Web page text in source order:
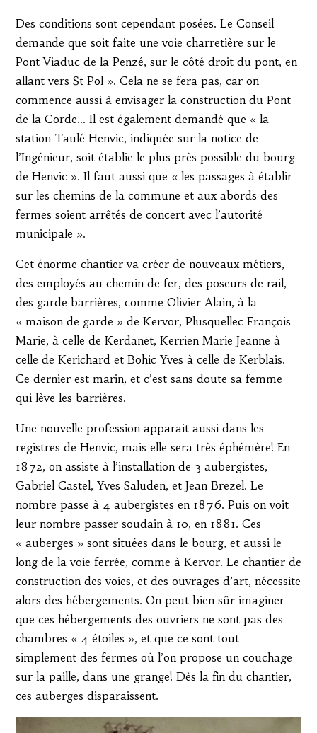
Des conditions sont cependant posées. Le Conseil
demande que soit faite une voie charretière sur le
Pont Viaduc de la Penzé, sur le côté droit du pont, en
allant vers St Pol ». Cela ne se fera pas, car on
commence aussi à envisager la construction du Pont
de la Corde… Il est également demandé que « la
station Taulé Henvic, indiquée sur la notice de
l’Ingénieur, soit établie le plus près possible du bourg
de Henvic ». Il faut aussi que « les passages à établir
sur les chemins de la commune et aux abords des
fermes soient arrêtés de concert avec l’autorité
municipale ».
Cet énorme chantier va créer de nouveaux métiers,
des employés au chemin de fer, des poseurs de rail,
des garde barrières, comme Olivier Alain, à la
« maison de garde » de Kervor, Plusquellec François
Marie, à celle de Kerdanet, Kerrien Marie Jeanne à
celle de Kerichard et Bohic Yves à celle de Kerblais.
Ce dernier est marin, et c’est sans doute sa femme
qui lève les barrières.
Une nouvelle profession apparait aussi dans les
registres de Henvic, mais elle sera très éphémère! En
1872, on assiste à l’installation de 3 aubergistes,
Gabriel Castel, Yves Saluden, et Jean Brezel. Le
nombre passe à 4 aubergistes en 1876. Puis on voit
leur nombre passer soudain à 10, en 1881. Ces
« auberges » sont situées dans le bourg, et aussi le
long de la voie ferrée, comme à Kervor. Le chantier de
construction des voies, et des ouvrages d’art, nécessite
alors des hébergements. On peut bien sûr imaginer
que ces hébergements des ouvriers ne sont pas des
chambres « 4 étoiles », et que ce sont tout
simplement des fermes où l’on propose un couchage
sur la paille, dans une grange! Dès la fin du chantier,
ces auberges disparaissent.